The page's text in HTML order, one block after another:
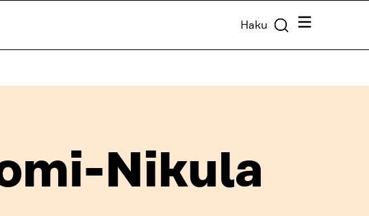
Haku Valikko
Nikula